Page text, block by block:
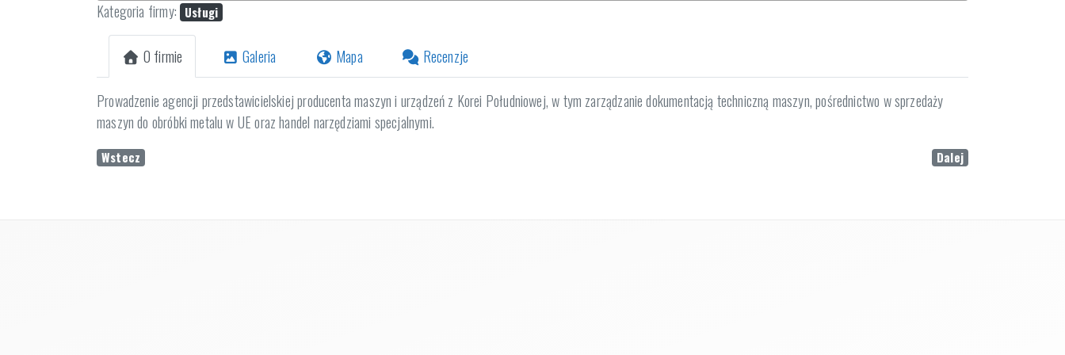
Kategoria firmy: Usługi
O firmie Galeria Mapa Recenzje
Prowadzenie agencji przedstawicielskiej producenta maszyn i urządzeń z Korei Południowej, w tym zarządzanie dokumentacją techniczną maszyn, pośrednictwo w sprzedaży
maszyn do obróbki metalu w UE oraz handel narzędziami specjalnymi.
Wstecz Dalej